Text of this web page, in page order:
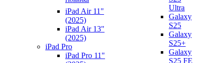
iPad Air 11"
(2025)
iPad Air 13"
(2025)
iPad Pro
iPad Pro 11"
Ultra
Galaxy
S25
Galaxy
S25+
Galaxy
S25 FE